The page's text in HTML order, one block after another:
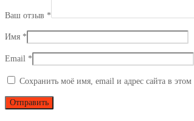
Ваш отзыв *
Имя *
Email *
Сохранить моё имя, email и адрес сайта в